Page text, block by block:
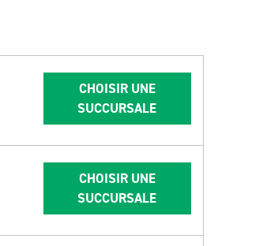
CHOISIR UNE
SUCCURSALE
CHOISIR UNE
SUCCURSALE